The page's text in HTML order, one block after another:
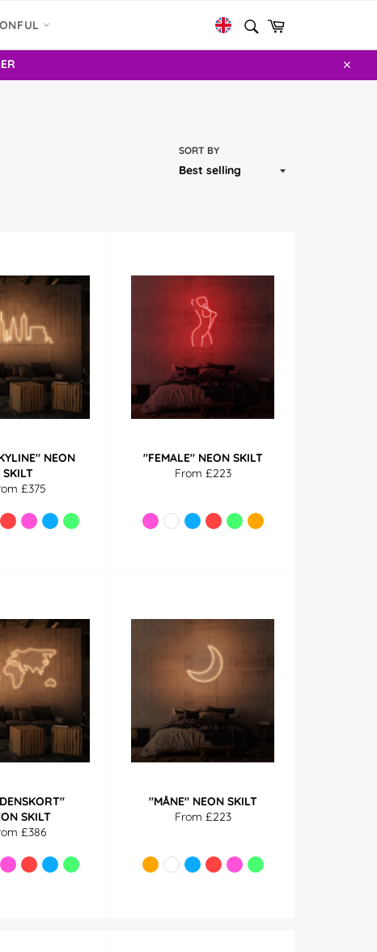
Close
SORT BY
NEON
SKILT
£375
"FEMALE" NEON SKILT
From £223
SKILT
£386
"MÅNE" NEON SKILT
From £223